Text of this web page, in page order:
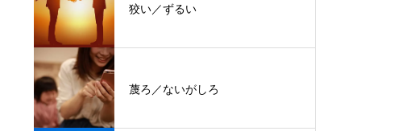
狡い／ずるい
蔑ろ／ないがしろ